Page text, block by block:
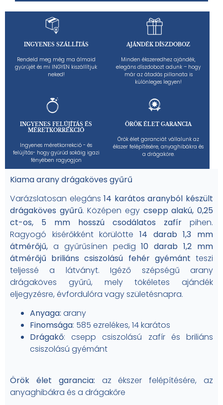
INGYENES SZÁLLÍTÁS
Rendeld meg még ma álmaid
gyűrűjét és mi INGYEN kiszállítjuk
neked!
AJÁNDÉK DÍSZDOBOZ
Minden ékszeredhez ajándék,
elegáns díszdobozt adunk – hogy
már az átadás pillanata is
különleges legyen!
INGYENES FELÚJÍTÁS ÉS
MÉRETKORREKCIÓ
Ingyenes méretkorrekció - és
felújítás- hogy gyűrűd sokáig igazi
fényében ragyogjon
ÖRÖK ÉLET GARANCIA
Örök élet garanciát vállalunk az
ékszer felépítésére, anyaghibákra és
a drágakőre.
Kiama arany drágaköves gyűrű
Varázslatosan elegáns 14 karátos aranyból készült
drágaköves gyűrű. Középen egy csepp alakú, 0,25
ct-os, 5 mm hosszú csodálatos zafír pihen.
Ragyogó kisérőkként körülötte 14 darab 1,3 mm
átmérőjű, a gyűrűsínen pedig10 darab 1,2 mm
átmérőjű briliáns csiszolású fehér gyémánt teszi
teljessé a látványt. Igéző szépségű arany
drágaköves gyűrű, mely tökéletes ajándék
eljegyzésre, évfordulóra vagy születésnapra.
Anyaga: arany
Finomsága: 585 ezrelékes, 14 karátos
Drágakő: csepp csiszolású zafír és briliáns
csiszolású gyémánt
Örök élet garancia: az ékszer felépítésére, az
anyaghibákra és a drágakőre